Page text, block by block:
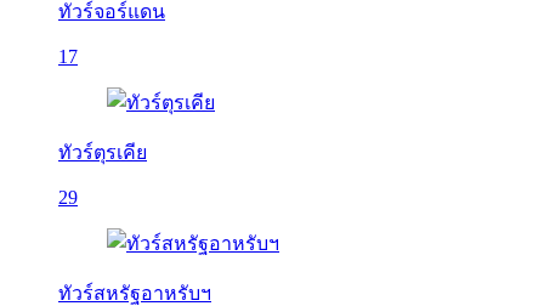
ทัวร์จอร์แดน
17
ทัวร์ตุรเคีย
29
ทัวร์สหรัฐอาหรับฯ